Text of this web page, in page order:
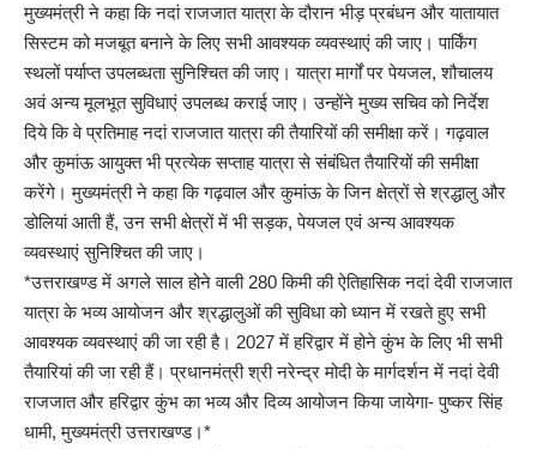
मुख्यमंत्री ने कहा कि नदां राजजात यात्रा के दौरान भीड़ प्रबंधन और यातायात
सिस्टम को मजबूत बनाने के लिए सभी आवश्यक व्यवस्थाएं की जाए। पार्किंग
स्थलों पर्याप्त उपलब्धता सुनिश्चित की जाए। यात्रा मार्गों पर पेयजल, शौचालय
अवं अन्य मूलभूत सुविधाएं उपलब्ध कराई जाए। उन्होंने मुख्य सचिव को निर्देश
दिये कि वे प्रतिमाह नदां राजजात यात्रा की तैयारियों की समीक्षा करें। गढ़वाल
और कुमांऊ आयुक्त भी प्रत्येक सप्ताह यात्रा से संबंधित तैयारियों की समीक्षा
करेंगे। मुख्यमंत्री ने कहा कि गढ़वाल और कुमांऊ के जिन क्षेत्रों से श्रद्धालु और
डोलियां आती हैं, उन सभी क्षेत्रों में भी सड़क, पेयजल एवं अन्य आवश्यक
व्यवस्थाएं सुनिश्चित की जाए।
*उत्तराखण्ड में अगले साल होने वाली 280 किमी की ऐतिहासिक नदां देवी राजजात
यात्रा के भव्य आयोजन और श्रद्धालुओं की सुविधा को ध्यान में रखते हुए सभी
आवश्यक व्यवस्थाएं की जा रही है। 2027 में हरिद्वार में होने कुंभ के लिए भी सभी
तैयारियां की जा रही हैं। प्रधानमंत्री श्री नरेन्द्र मोदी के मार्गदर्शन में नदां देवी
राजजात और हरिद्वार कुंभ का भव्य और दिव्य आयोजन किया जायेगा- पुष्कर सिंह
धामी, मुख्यमंत्री उत्तराखण्ड।*